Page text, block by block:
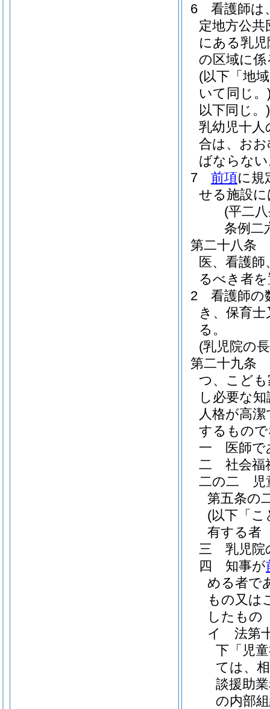
6
看護師は
定地方公共
にある乳
の区域に
(以下「地
いて同じ。
以下同じ。)
乳幼児十
合は、お
ばならな
7
前項に規
せる施設
(平二
条例二
第二十八条
医、看護
るべき者
2
看護師の
き、保育
る。
(乳児院の
第二十九条
つ、こど
し必要な
人格が高
するもの
一
医師
二
社会福
二の二
第五条の
(以下「
有する者
三
乳児院
四
知事が
める者で
もの又は
したもの
イ
法第
下「児
ては、
談援助
の内部